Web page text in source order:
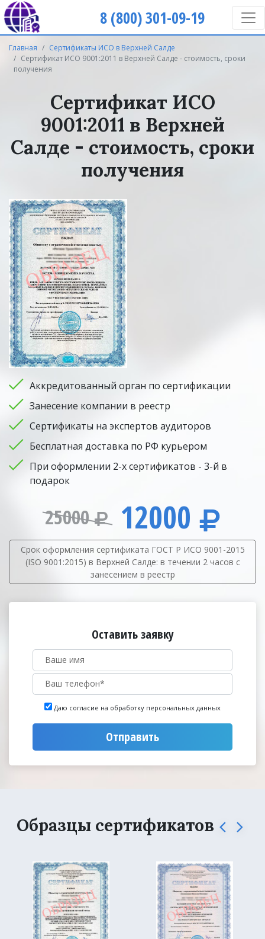
8 (800) 301-09-19
Главная
Сертификаты ИСО в Верхней Салде
Сертификат ИСО 9001:2011 в Верхней Салде - стоимость, сроки
получения
Сертификат ИСО
9001:2011 в Верхней
Салде - стоимость, сроки
получения
Аккредитованный орган по сертификации
Занесение компании в реестр
Сертификаты на экспертов аудиторов
Бесплатная доставка по РФ курьером
При оформлении 2-х сертификатов - 3-й в
подарок
25000 12000
Срок оформления сертификата ГОСТ Р ИСО 9001-2015
(ISO 9001:2015) в Верхней Салде: в течении 2 часов с
занесением в реестр
Оставить заявку
Даю согласие на обработку персональных данных
Отправить
Образцы сертификатов